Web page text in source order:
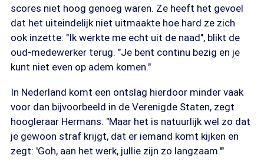
scores niet hoog genoeg waren. Ze heeft het gevoel
dat het uiteindelijk niet uitmaakte hoe hard ze zich
ook inzette: "Ik werkte me echt uit de naad", blikt de
oud-medewerker terug. "Je bent continu bezig en je
kunt niet even op adem komen."
In Nederland komt een ontslag hierdoor minder vaak
voor dan bijvoorbeeld in de Verenigde Staten, zegt
hoogleraar Hermans. "Maar het is natuurlijk wel zo dat
je gewoon straf krijgt, dat er iemand komt kijken en
zegt: 'Goh, aan het werk, jullie zijn zo langzaam.'"